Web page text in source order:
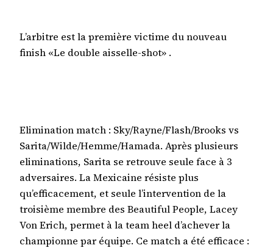
L’arbitre est la première victime du nouveau
finish «Le double aisselle-shot» .
Elimination match : Sky/Rayne/Flash/Brooks vs
Sarita/Wilde/Hemme/Hamada. Après plusieurs
eliminations, Sarita se retrouve seule face à 3
adversaires. La Mexicaine résiste plus
qu’efficacement, et seule l’intervention de la
troisième membre des Beautiful People, Lacey
Von Erich, permet à la team heel d’achever la
championne par équipe. Ce match a été efficace :